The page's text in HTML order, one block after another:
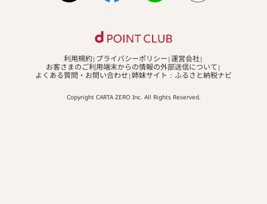
利用規約 プライバシーポリシー 運営会社
お客さまのご利用端末からの情報の外部送信について
よくある質問・お問い合わせ 姉妹サイト：ふるさと納税ナビ
Copyright CARTA ZERO Inc. All Rights Reserved.